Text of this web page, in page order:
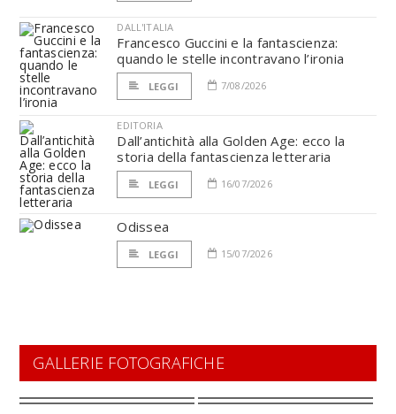
DALL'ITALIA
Francesco Guccini e la fantascienza:
quando le stelle incontravano l’ironia
LEGGI 7/08/2026
EDITORIA
Dall’antichità alla Golden Age: ecco la
storia della fantascienza letteraria
LEGGI 16/07/2026
Odissea
LEGGI 15/07/2026
GALLERIE FOTOGRAFICHE